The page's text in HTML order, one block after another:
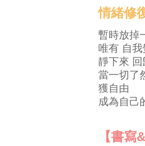
情緒修
暫時放掉
唯有 自
靜下來
當一切了
獲自由
成為自己
【書